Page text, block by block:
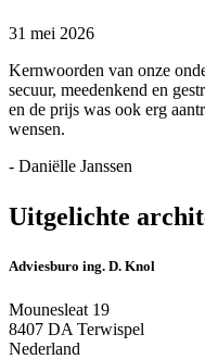
31 mei 2026
Kernwoorden van onze
secuur, meedenkend en
en de prijs was ook erg
wensen.
- Daniëlle Janssen
Uitgelichte
Adviesburo ing. D. Knol
Mounesleat 19
8407 DA Terwispel
Nederland